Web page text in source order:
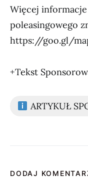
Więcej
poleasingowego
https://goo.gl/
+Tekst
ARTYKUŁ
DODAJ